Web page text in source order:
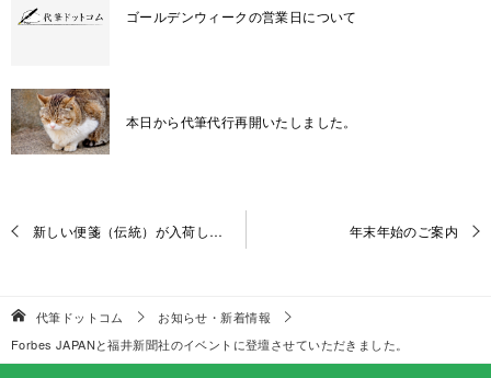
ゴールデンウィークの営業日について
本日から代筆代行再開いたしました。
投
ビ
ゲ
ー
新しい便箋（伝統）が入荷しました 年末年始のご案内
代筆ドットコム
お知らせ・新着情報
Forbes JAPANと福井新聞社のイベントに登壇させていただきました。